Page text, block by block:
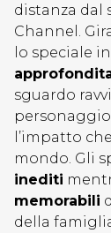
distanza dal
Channel.
lo speciale
sguardo
l’impatto
mondo. Gli
inediti
memorabili
della